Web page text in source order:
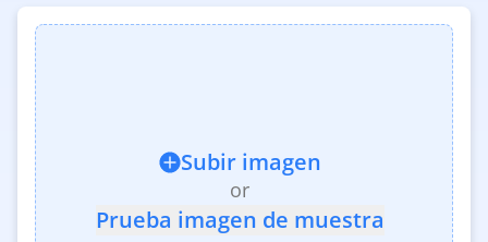
Subir imagen
or
Prueba imagen de muestra